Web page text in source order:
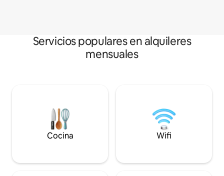
Servicios populares en alquileres
mensuales
Cocina Wifi